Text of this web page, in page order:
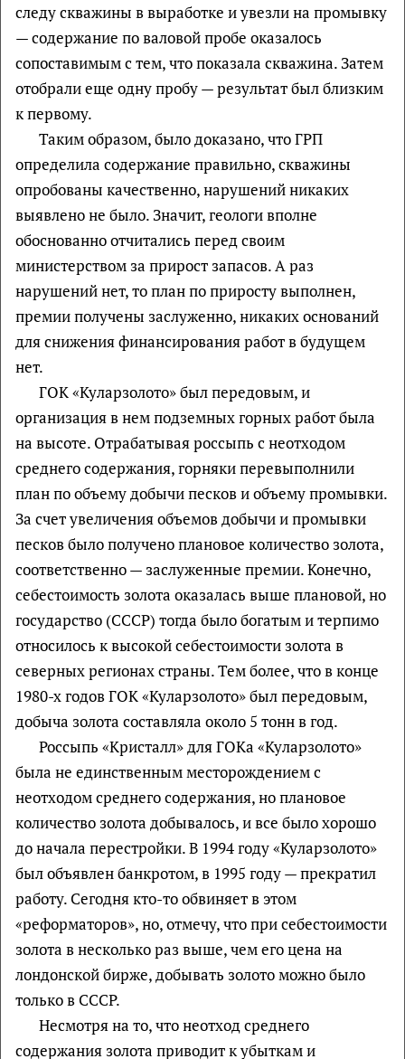
следу скважины в выработке и увезли на промывку
— содержание по валовой пробе оказалось
сопоставимым с тем, что показала скважина. Затем
отобрали еще одну пробу — результат был близким
к первому.
Таким образом, было доказано, что ГРП
определила содержание правильно, скважины
опробованы качественно, нарушений никаких
выявлено не было. Значит, геологи вполне
обоснованно отчитались перед своим
министерством за прирост запасов. А раз
нарушений нет, то план по приросту выполнен,
премии получены заслуженно, никаких оснований
для снижения финансирования работ в будущем
нет.
ГОК «Куларзолото» был передовым, и
организация в нем подземных горных работ была
на высоте. Отрабатывая россыпь с неотходом
среднего содержания, горняки перевыполнили
план по объему добычи песков и объему промывки.
За счет увеличения объемов добычи и промывки
песков было получено плановое количество золота,
соответственно — заслуженные премии. Конечно,
себестоимость золота оказалась выше плановой, но
государство (СССР) тогда было богатым и терпимо
относилось к высокой себестоимости золота в
северных регионах страны. Тем более, что в конце
1980-х годов ГОК «Куларзолото» был передовым,
добыча золота составляла около 5 тонн в год.
Россыпь «Кристалл» для ГОКа «Куларзолото»
была не единственным месторождением с
неотходом среднего содержания, но плановое
количество золота добывалось, и все было хорошо
до начала перестройки. В 1994 году «Куларзолото»
был объявлен банкротом, в 1995 году — прекратил
работу. Сегодня кто-то обвиняет в этом
«реформаторов», но, отмечу, что при себестоимости
золота в несколько раз выше, чем его цена на
лондонской бирже, добывать золото можно было
только в СССР.
Несмотря на то, что неотход среднего
содержания золота приводит к убыткам и